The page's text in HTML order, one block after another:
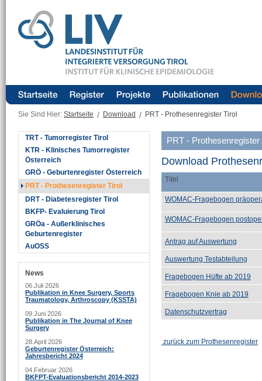
Sie Sind Hier: Startseite / Download / PRT - Prothesenregister Tirol
TRT - Tumorregister Tirol
KTR - Klinisches Tumorregister
Österreich
GRÖ - Geburtenregister Österreich
PRT - Prothesenregister Tirol
DRT - Diabetesregister Tirol
BKFP- Evaluierung Tirol
GRÖa - Außerklinisches
Geburtenregister
AuOSS
News
06.Juli 2026
Publikation in Knee Surgery, Sports
Traumatology, Arthroscopy (KSSTA)
09.Juni 2026
Publikation in The Journal of Knee
Surgery
28.April 2026
Geburtenregister Österreich:
Jahresbericht 2024
04.Februar 2026
BKFPT-Evaluationsbericht 2014-2023
PRT - Prothesenregister
Download
Titel
WOMAC-Fragebogen
WOMAC-Fragebogen
Antrag auf Auswertung
Auswertung Testabteilung
Fragebogen Hüfte ab 2019
Fragebogen Knie ab 2019
Datenschutzvertrag
zurück zum Prothesenregister